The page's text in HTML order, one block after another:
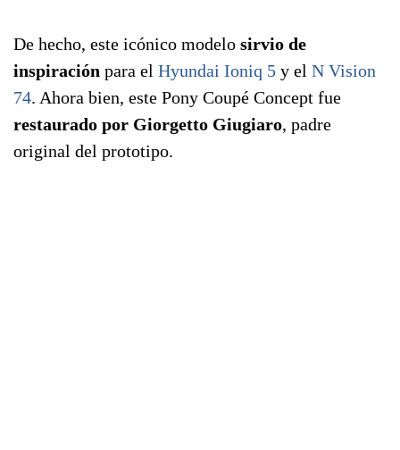
De hecho, este icónico modelo sirvio de
inspiración para el Hyundai Ioniq 5 y el N Vision
74. Ahora bien, este Pony Coupé Concept fue
restaurado por Giorgetto Giugiaro, padre
original del prototipo.